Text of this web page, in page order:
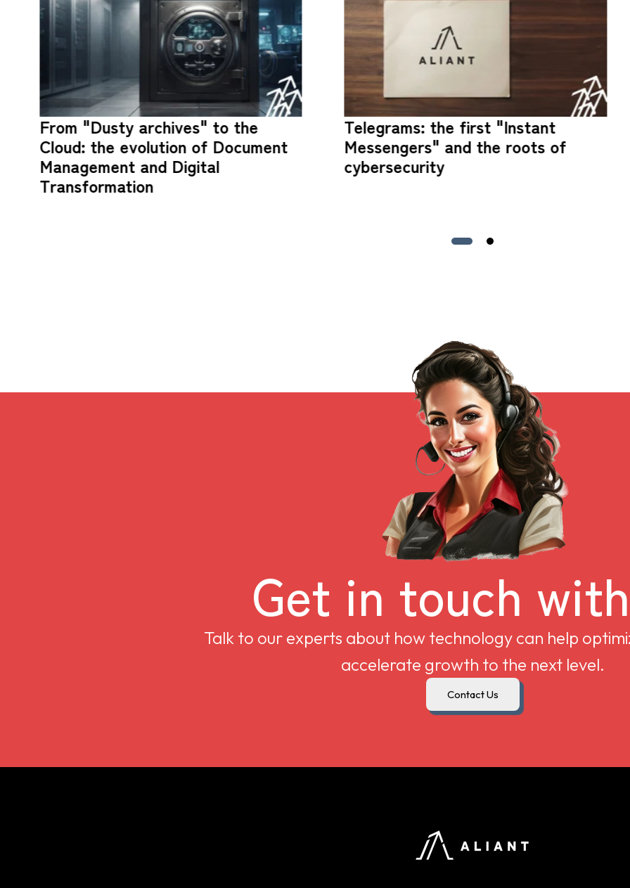
From "Dusty archives" to the
Cloud: the evolution of Document
Management and Digital
Transformation
Telegrams: the first "Instant
Messengers" and the roots of
cybersecurity
Get in touch
Talk to our experts about how technology can help
accelerate growth to the next level.
Contact Us